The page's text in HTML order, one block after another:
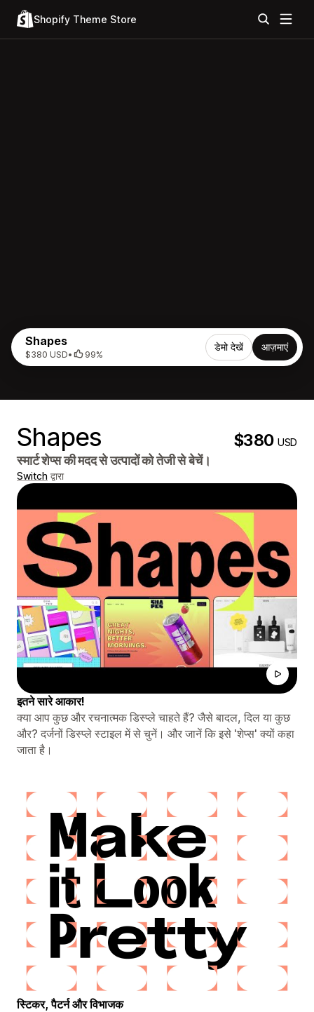
Shopify Theme Store
Shapes
$380 USD• 99%
डेमो देखें आज़माएं
Shapes $380USD
स्मार्ट शेप्स की मदद से उत्पादों को तेजी से बेचें।
Switch द्वारा
इतने सारे आकार!
क्या आप कुछ और रचनात्मक डिस्प्ले चाहते हैं? जैसे बादल, दिल या कुछ
और? दर्जनों डिस्प्ले स्टाइल में से चुनें। और जानें कि इसे 'शेप्स' क्यों कहा
जाता है।
स्टिकर, पैटर्न और विभाजक